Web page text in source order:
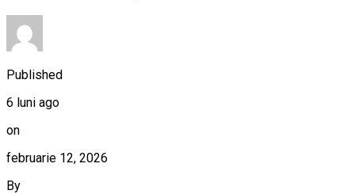
Published
6 luni ago
on
februarie 12, 2026
By